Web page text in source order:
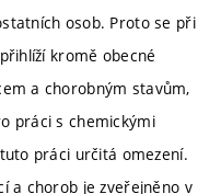
osob. Proto se při
kromě obecné
a chorobným stavům,
práci s chemickými
práci určitá omezení.
a chorob je zveřejněno v